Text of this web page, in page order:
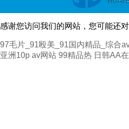
感谢您访问我们的网站，您可能还
97毛片_91殴美_91国内精品_综合
亚洲10p av网站 99精品热 日韩AA